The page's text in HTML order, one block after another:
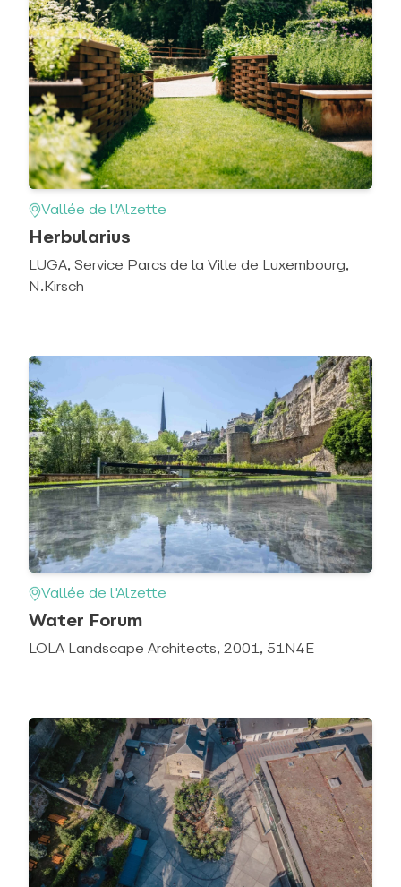
Vallée de l'Alzette
Herbularius
LUGA, Service Parcs de la Ville de Luxembourg,
N.Kirsch
Vallée de l'Alzette
Water Forum
LOLA Landscape Architects, 2001, 51N4E